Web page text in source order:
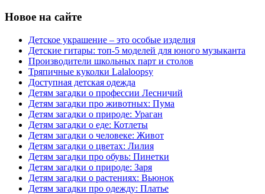
Новое на сайте
Детское украшение – это особые изделия
Детские гитары: топ-5 моделей для юного музыканта
Производители школьных парт и столов
Тряпичные куколки Lalaloopsy
Доступная детская одежда
Детям загадки о профессии Лесничий
Детям загадки про животных: Пума
Детям загадки о природе: Ураган
Детям загадки о еде: Котлеты
Детям загадки о человеке: Живот
Детям загадки о цветах: Лилия
Детям загадки про обувь: Пинетки
Детям загадки о природе: Заря
Детям загадки о растениях: Вьюнок
Детям загадки про одежду: Платье